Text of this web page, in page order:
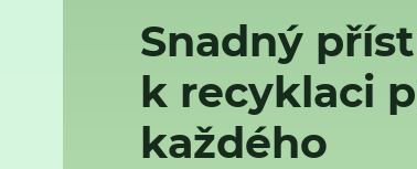
Snadný
k recyklaci
každého